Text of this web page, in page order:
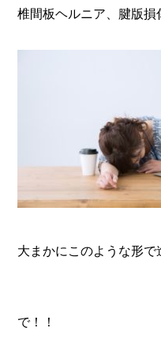
椎間板ヘルニア、腱版
大まかにこのような形で
で！！